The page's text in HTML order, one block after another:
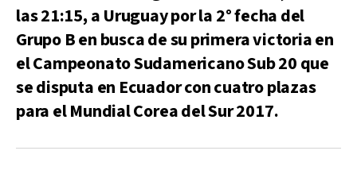
las 21:15, a Uruguay por la 2° fecha del
Grupo B en busca de su primera victoria en
el Campeonato Sudamericano Sub 20 que
se disputa en Ecuador con cuatro plazas
para el Mundial Corea del Sur 2017.